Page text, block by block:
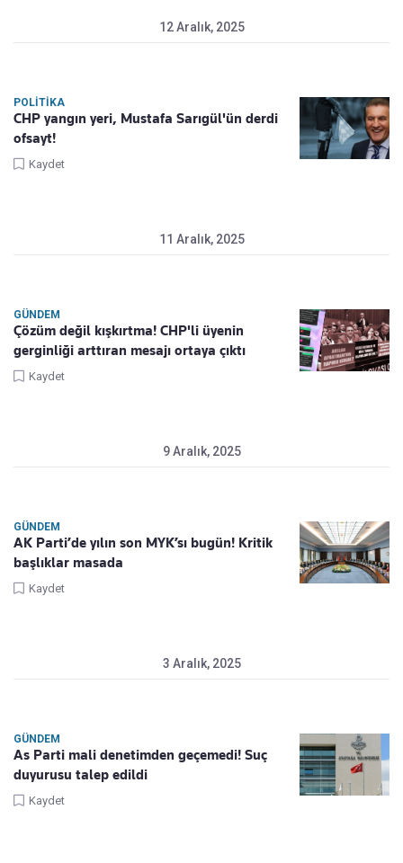
12 Aralık, 2025
POLITIKA
CHP yangın yeri, Mustafa Sarıgül'ün derdi
ofsayt!
Kaydet
11 Aralık, 2025
GÜNDEM
Çözüm değil kışkırtma! CHP'li üyenin
gerginliği arttıran mesajı ortaya çıktı
Kaydet
9 Aralık, 2025
GÜNDEM
AK Parti’de yılın son MYK’sı bugün! Kritik
başlıklar masada
Kaydet
3 Aralık, 2025
GÜNDEM
As Parti mali denetimden geçemedi! Suç
duyurusu talep edildi
Kaydet